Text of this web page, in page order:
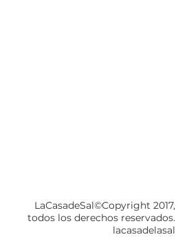
LaCasadeSal©Copyright 2017,
todos los derechos reservados.
lacasadelasal